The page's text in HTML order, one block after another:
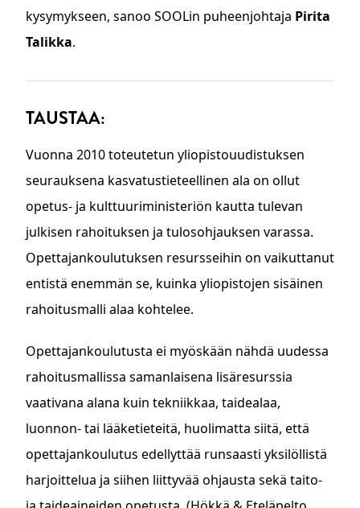
kysymykseen, sanoo SOOLin puheenjohtaja Pirita
Talikka.
TAUSTAA:
Vuonna 2010 toteutetun yliopistouudistuksen
seurauksena kasvatustieteellinen ala on ollut
opetus- ja kulttuuriministeriön kautta tulevan
julkisen rahoituksen ja tulosohjauksen varassa.
Opettajankoulutuksen resursseihin on vaikuttanut
entistä enemmän se, kuinka yliopistojen sisäinen
rahoitusmalli alaa kohtelee.
Opettajankoulutusta ei myöskään nähdä uudessa
rahoitusmallissa samanlaisena lisäresurssia
vaativana alana kuin tekniikkaa, taidealaa,
luonnon- tai lääketieteitä, huolimatta siitä, että
opettajankoulutus edellyttää runsaasti yksilöllistä
harjoittelua ja siihen liittyvää ohjausta sekä taito-